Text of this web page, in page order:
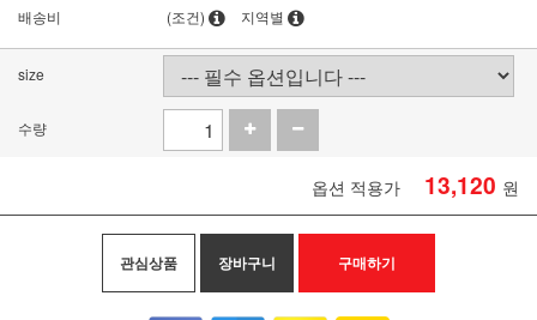
배송비
(조건) 지역별
size
수량
옵션 적용가 13,120 원
관심상품 장바구니 구매하기